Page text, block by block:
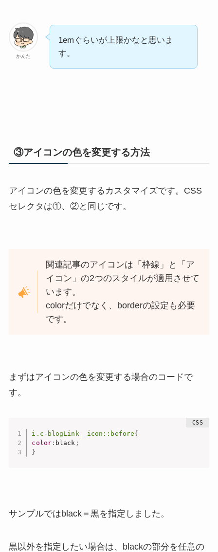
かんた
1emぐらいが上限かなと思いま
す。
③アイコンの色を変更する方法
アイコンの色を変更するカスタマイズです。CSS
セレクタは①、②と同じです。
関連記事のアイコンは「枠線」と「ア
イコン」の2つのスタイルが適用させて
います。
colorだけでなく、borderの設定も必要
です。
まずはアイコンの色を変更する場合のコードで
す。
i.c-blogLink__icon::before{
color: black ;
}
サンプルではblack＝黒を指定しました。
黒以外を指定したい場合は、blackの部分を任意の